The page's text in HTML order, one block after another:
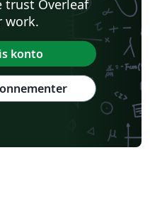
trust Overleaf
work.
konto